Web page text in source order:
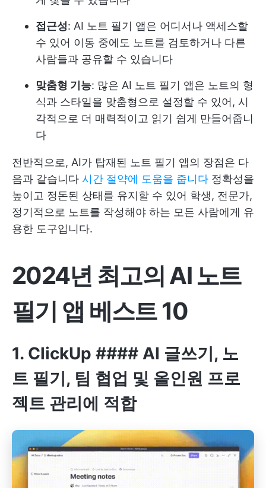
접근성: AI 노트 필기 앱은 어디서나 액세스할
수 있어 이동 중에도 노트를 검토하거나 다른
사람들과 공유할 수 있습니다
맞춤형 기능: 많은 AI 노트 필기 앱은 노트의 형
식과 스타일을 맞춤형으로 설정할 수 있어, 시
각적으로 더 매력적이고 읽기 쉽게 만들어줍니
다
전반적으로, AI가 탑재된 노트 필기 앱의 장점은 다
음과 같습니다 시간 절약에 도움을 줍니다 정확성을
높이고 정돈된 상태를 유지할 수 있어 학생, 전문가,
정기적으로 노트를 작성해야 하는 모든 사람에게 유
용한 도구입니다.
2024년 최고의 AI 노트
필기 앱 베스트 10
1. ClickUp #### AI 글쓰기, 노
트 필기, 팀 협업 및 올인원 프로
젝트 관리에 적합